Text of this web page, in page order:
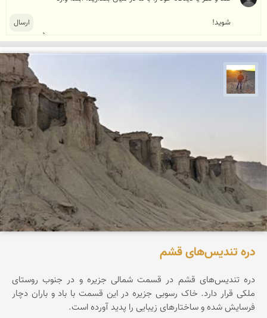
دره تندیس‌های قشم
دره تندیس‌های قشم در قسمت شمالی جزیره و در جنوب روستای
ملکی قرار دارد. خاک رسوبی جزیره در این قسمت با باد و باران دچار
فرسایش شده و ساختارهای زیبایی را پدید آورده است.